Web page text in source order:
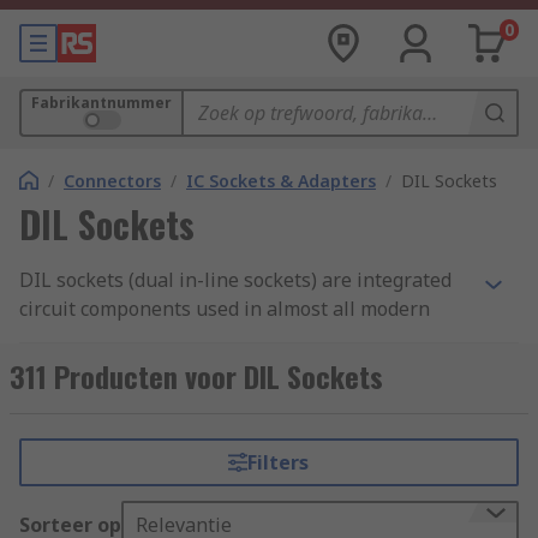
0
Fabrikantnummer
/ Connectors / IC Sockets & Adapters / DIL Sockets
DIL Sockets
DIL sockets (dual in-line sockets) are integrated
circuit components used in almost all modern
pins set in a rectangular housing. The sockets
have different numbers of pins to match the
embedded in a broad range of applications for
end uses such as MRI machines and lifts.
311 Producten voor DIL Sockets
Filters
Sorteer op Relevantie